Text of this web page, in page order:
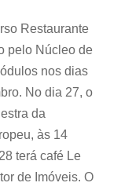
Restaurante
pelo Núcleo de
nos dias
No dia 27, o
da
às 14
terá café Le
de Imóveis. O